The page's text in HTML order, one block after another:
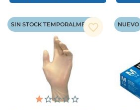
SIN STOCK TEMPORALMENTE
favorite_border NUEVO